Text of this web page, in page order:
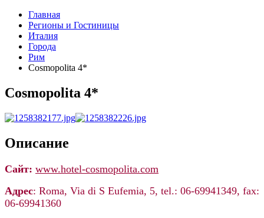
Главная
Регионы и Гостиницы
Италия
Города
Рим
Cosmopolita 4*
Cosmopolita 4*
Описание
Сайт: www.hotel-cosmopolita.com
Адрес: Roma, Via di S Eufemia, 5, tel.: 06-69941349, fax:
06-69941360